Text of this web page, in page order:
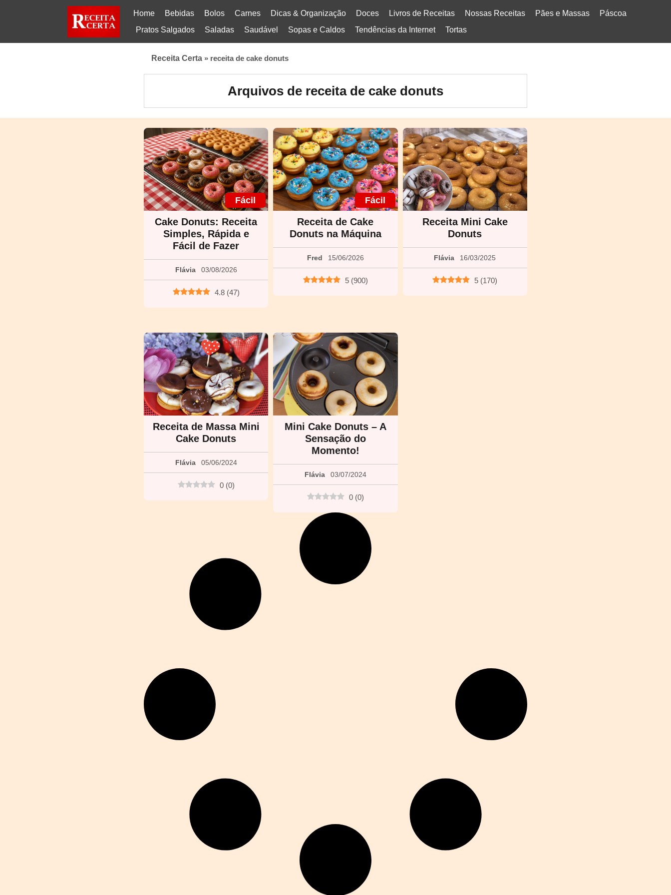
Home Bebidas Bolos Carnes Dicas & Organização Doces Livros de Receitas Nossas Receitas Pães e Massas
Páscoa
Pratos Salgados
Saladas Saudável Sopas e Caldos Tendências da Internet Tortas
Receita Certa » receita de cake donuts
Arquivos de receita de cake donuts
Fácil
Cake Donuts: Receita
Simples, Rápida e
Fácil de Fazer
Flávia 03/08/2026
4.8 (47)
Fácil
Receita de Cake
Donuts na Máquina
Fred 15/06/2026
5 (900)
Receita Mini Cake
Donuts
Flávia 16/03/2025
5 (170)
Receita de Massa Mini
Cake Donuts
Flávia 05/06/2024
0 (0)
Mini Cake Donuts – A
Sensação do
Momento!
Flávia 03/07/2024
0 (0)